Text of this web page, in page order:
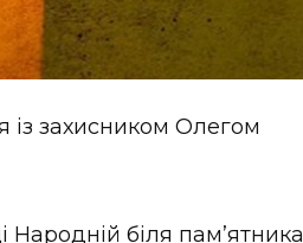
із захисником Олегом
біля памʼятника